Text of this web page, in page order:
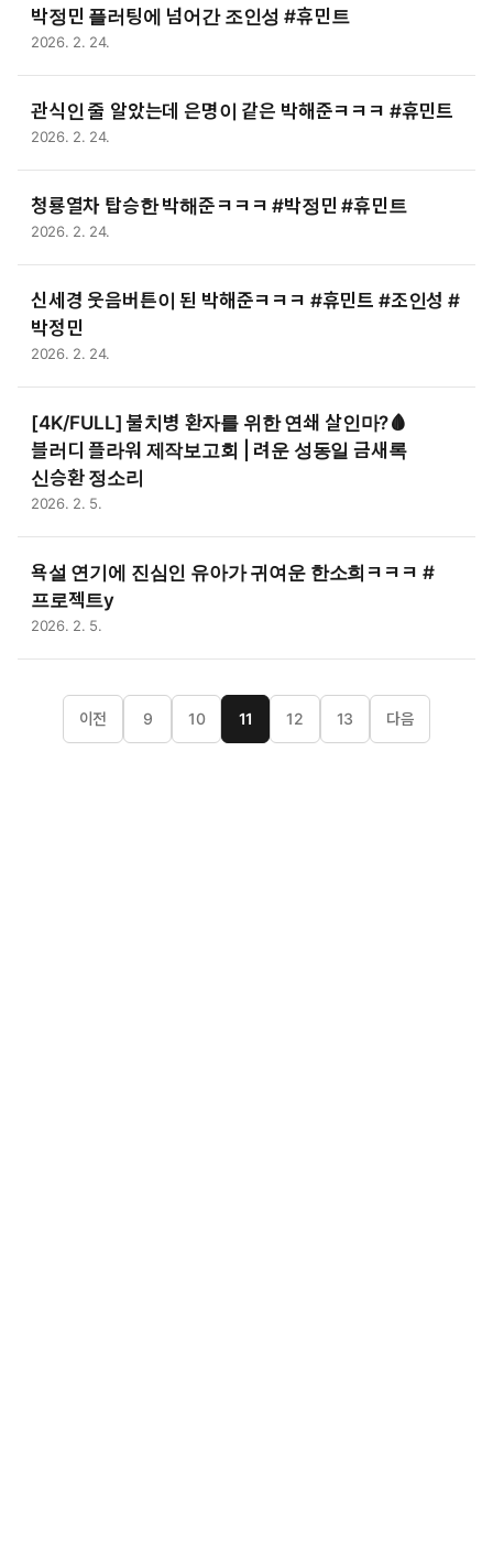
박정민 플러팅에 넘어간 조인성 #휴민트
2026. 2. 24.
관식인 줄 알았는데 은명이 같은 박해준ㅋㅋㅋ #휴민트
2026. 2. 24.
청룡열차 탑승한 박해준ㅋㅋㅋ #박정민 #휴민트
2026. 2. 24.
신세경 웃음버튼이 된 박해준ㅋㅋㅋ #휴민트 #조인성 #
박정민
2026. 2. 24.
[4K/FULL] 불치병 환자를 위한 연쇄 살인마?🩸
블러디 플라워 제작보고회 | 려운 성동일 금새록
신승환 정소리
2026. 2. 5.
욕설 연기에 진심인 유아가 귀여운 한소희ㅋㅋㅋ #
프로젝트y
2026. 2. 5.
이전 9 10 11 12 13 다음